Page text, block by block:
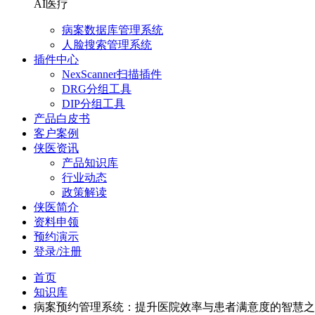
AI医疗
病案数据库管理系统
人脸搜索管理系统
插件中心
NexScanner扫描插件
DRG分组工具
DIP分组工具
产品白皮书
客户案例
侠医资讯
产品知识库
行业动态
政策解读
侠医简介
资料申领
预约演示
登录/注册
首页
知识库
病案预约管理系统：提升医院效率与患者满意度的智慧